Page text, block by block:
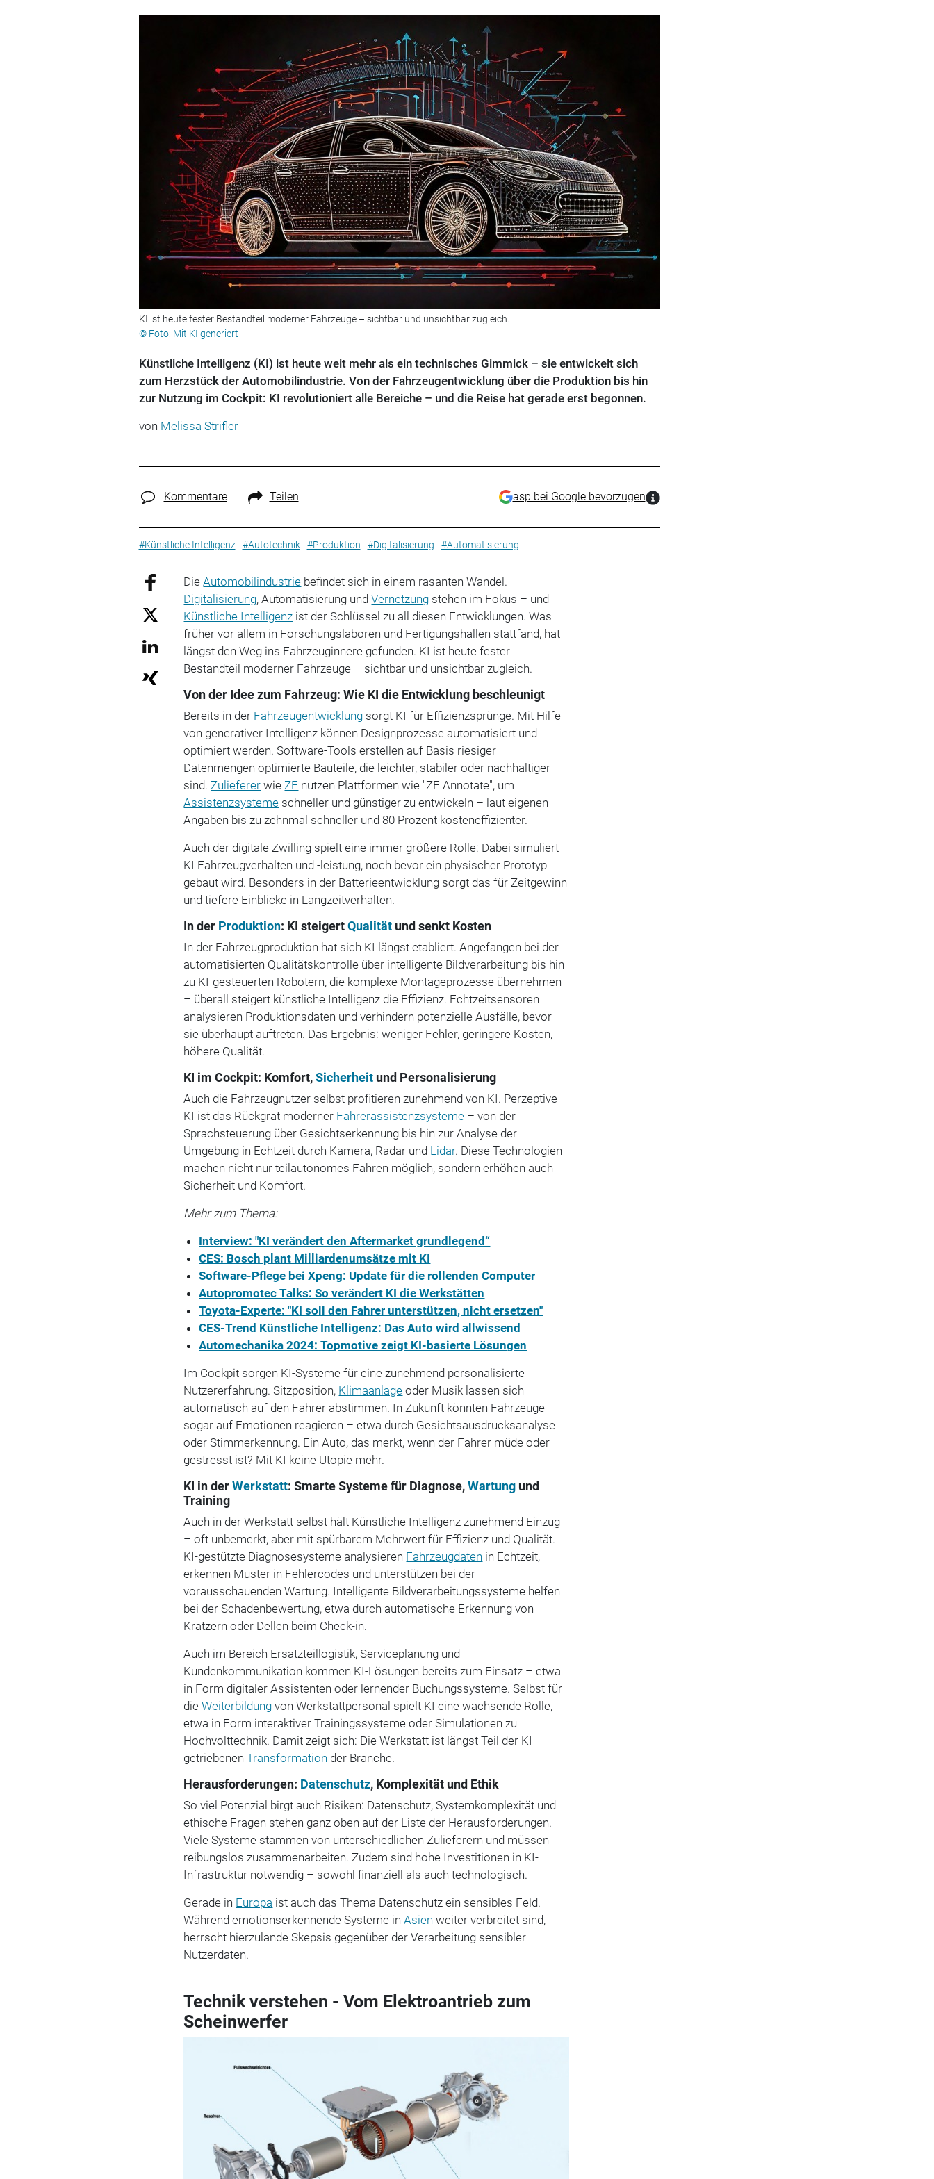
KI ist heute fester Bestandteil moderner Fahrzeuge – sichtbar und unsichtbar zugleich.
© Foto: Mit KI generiert
Künstliche Intelligenz (KI) ist heute weit mehr als ein technisches Gimmick – sie entwickelt sich
zum Herzstück der Automobilindustrie. Von der Fahrzeugentwicklung über die Produktion bis hin
zur Nutzung im Cockpit: KI revolutioniert alle Bereiche – und die Reise hat gerade erst begonnen.
von Melissa Strifler
Kommentare Teilen asp bei Google bevorzugen
#Künstliche Intelligenz #Autotechnik #Produktion #Digitalisierung #Automatisierung
DieAutomobilindustrie befindet sich in einem rasanten Wandel.
Digitalisierung, Automatisierung undVernetzung stehen im Fokus – und
Künstliche Intelligenz ist der Schlüssel zu all diesen Entwicklungen. Was
früher vor allem in Forschungslaboren und Fertigungshallen stattfand, hat
längst den Weg ins Fahrzeuginnere gefunden. KI ist heute fester
Bestandteil moderner Fahrzeuge – sichtbar und unsichtbar zugleich.
Von der Idee zum Fahrzeug: Wie KI die Entwicklung beschleunigt
Bereits in der Fahrzeugentwicklung sorgt KI für Effizienzsprünge. Mit Hilfe
von generativer Intelligenz können Designprozesse automatisiert und
optimiert werden. Software-Tools erstellen auf Basis riesiger
Datenmengen optimierte Bauteile, die leichter, stabiler oder nachhaltiger
sind. Zulieferer wie ZF nutzen Plattformen wie "ZF Annotate", um
Assistenzsysteme schneller und günstiger zu entwickeln – laut eigenen
Angaben bis zu zehnmal schneller und 80 Prozent kosteneffizienter.
Auch der digitale Zwilling spielt eine immer größere Rolle: Dabei simuliert
KI Fahrzeugverhalten und -leistung, noch bevor ein physischer Prototyp
gebaut wird. Besonders in der Batterieentwicklung sorgt das für Zeitgewinn
und tiefere Einblicke in Langzeitverhalten.
In der Produktion: KI steigertQualität und senkt Kosten
In der Fahrzeugproduktion hat sich KI längst etabliert. Angefangen bei der
automatisierten Qualitätskontrolle über intelligente Bildverarbeitung bis hin
zu KI-gesteuerten Robotern, die komplexe Montageprozesse übernehmen
– überall steigert künstliche Intelligenz die Effizienz. Echtzeitsensoren
analysieren Produktionsdaten und verhindern potenzielle Ausfälle, bevor
sie überhaupt auftreten. Das Ergebnis: weniger Fehler, geringere Kosten,
höhere Qualität.
KI im Cockpit: Komfort,Sicherheit und Personalisierung
Auch die Fahrzeugnutzer selbst profitieren zunehmend von KI. Perzeptive
KI ist das Rückgrat moderner Fahrerassistenzsysteme – von der
Sprachsteuerung über Gesichtserkennung bis hin zur Analyse der
Umgebung in Echtzeit durch Kamera, Radar und Lidar. Diese Technologien
machen nicht nur teilautonomes Fahren möglich, sondern erhöhen auch
Sicherheit und Komfort.
Mehr zum Thema:
Interview: "KI verändert den Aftermarket grundlegend“
CES: Bosch plant Milliardenumsätze mit KI
Software-Pflege bei Xpeng: Update für die rollenden Computer
Autopromotec Talks: So verändert KI die Werkstätten
Toyota-Experte: "KI soll den Fahrer unterstützen, nicht ersetzen"
CES-Trend Künstliche Intelligenz: Das Auto wird allwissend
Automechanika 2024: Topmotive zeigt KI-basierte Lösungen
Im Cockpit sorgen KI-Systeme für eine zunehmend personalisierte
Nutzererfahrung. Sitzposition, Klimaanlage oder Musik lassen sich
automatisch auf den Fahrer abstimmen. In Zukunft könnten Fahrzeuge
sogar auf Emotionen reagieren – etwa durch Gesichtsausdrucksanalyse
oder Stimmerkennung. Ein Auto, das merkt, wenn der Fahrer müde oder
gestresst ist? Mit KI keine Utopie mehr.
KI in derWerkstatt:Smarte Systeme für Diagnose,Wartung und
Training
Auch in der Werkstatt selbst hält Künstliche Intelligenz zunehmend Einzug
– oft unbemerkt, aber mit spürbarem Mehrwert für Effizienz und Qualität.
KI-gestützte Diagnosesysteme analysieren Fahrzeugdaten in Echtzeit,
erkennen Muster in Fehlercodes und unterstützen bei der
vorausschauenden Wartung. Intelligente Bildverarbeitungssysteme helfen
bei der Schadenbewertung, etwa durch automatische Erkennung von
Kratzern oder Dellen beim Check-in.
Auch im Bereich Ersatzteillogistik, Serviceplanung und
Kundenkommunikation kommen KI-Lösungen bereits zum Einsatz – etwa
in Form digitaler Assistenten oder lernender Buchungssysteme. Selbst für
dieWeiterbildung von Werkstattpersonal spielt KI eine wachsende Rolle,
etwa in Form interaktiver Trainingssysteme oder Simulationen zu
Hochvolttechnik. Damit zeigt sich: Die Werkstatt ist längst Teil der KI-
getriebenenTransformation der Branche.
Herausforderungen: Datenschutz, Komplexität und Ethik
So viel Potenzial birgt auch Risiken: Datenschutz, Systemkomplexität und
ethische Fragen stehen ganz oben auf der Liste der Herausforderungen.
Viele Systeme stammen von unterschiedlichen Zulieferern und müssen
reibungslos zusammenarbeiten. Zudem sind hohe Investitionen in KI-
Infrastruktur notwendig – sowohl finanziell als auch technologisch.
Gerade in Europa ist auch das Thema Datenschutz ein sensibles Feld.
Während emotionserkennende Systeme inAsien weiter verbreitet sind,
herrscht hierzulande Skepsis gegenüber der Verarbeitung sensibler
Nutzerdaten.
Technik verstehen - Vom Elektroantrieb zum
Scheinwerfer